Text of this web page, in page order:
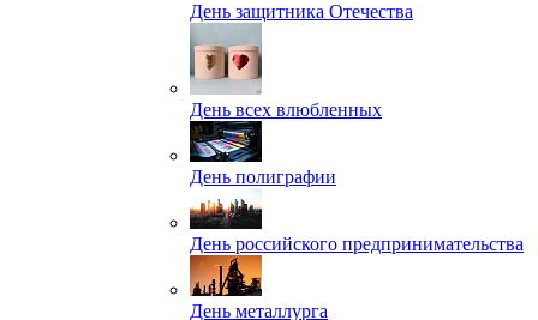
День защитника Отечества
День всех влюбленных
День полиграфии
День российского предпринимательства
День металлурга